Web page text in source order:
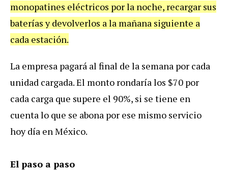
monopatines eléctricos porla noche, recargar sus
baterías y devolverlos ala mañana siguiente a
cada estación.
La empresa pagará al final de la semana por cada
unidad cargada.El monto rondaríalos $70 por
cada carga que supere el 90%, si se tiene en
cuentalo que se abona por ese mismo servicio
hoy día enMéxico.
El paso a paso